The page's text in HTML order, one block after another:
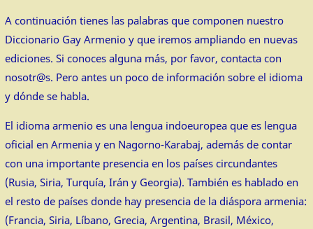
A continuación tienes las palabras que componen nuestro
Diccionario Gay Armenio y que iremos ampliando en nuevas
ediciones. Si conoces alguna más, por favor, contacta con
nosotr@s. Pero antes un poco de información sobre el idioma
y dónde se habla.
El idioma armenio es una lengua indoeuropea que es lengua
oficial en Armenia y en Nagorno-Karabaj, además de contar
con una importante presencia en los países circundantes
(Rusia, Siria, Turquía, Irán y Georgia). También es hablado en
el resto de países donde hay presencia de la diáspora armenia:
(Francia, Siria, Líbano, Grecia, Argentina, Brasil, México,